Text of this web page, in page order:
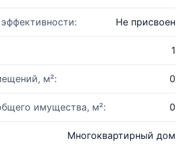
Не присвоен
1
м²: 0
имущества, м²: 0
Многоквартирный дом